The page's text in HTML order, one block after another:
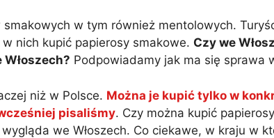
w tym również mentolowych.
nich kupić papierosy smakowe. Czy we
Podpowiadamy jak ma się sprawa
niż w Polsce. Można je kupić tylko w
pisaliśmy. Czy można kupić
we Włoszech. Co ciekawe, w kraju w